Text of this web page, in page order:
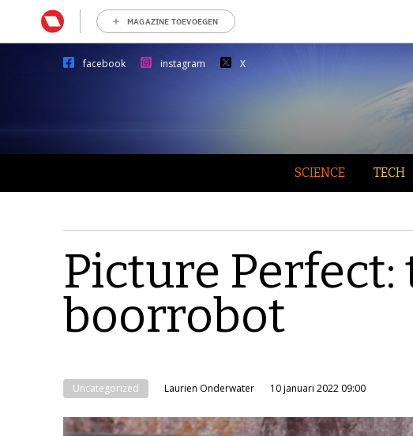
MAGAZINE TOEVOEGEN
facebook instagram X
SCIENCE TECH
Picture
boorrobot
Uncategorized Laurien Onderwater 10 januari 2022 09:00